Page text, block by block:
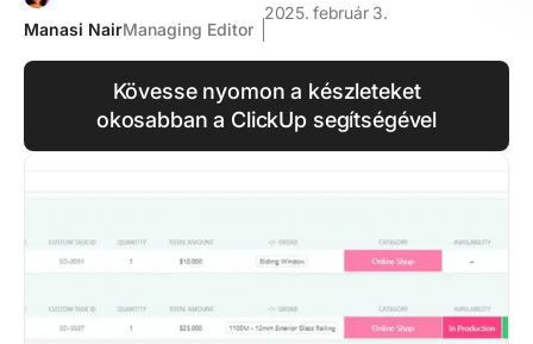
Manasi NairManaging Editor
2025. február 3.
Kövesse nyomon a készleteket
okosabban a ClickUp segítségével